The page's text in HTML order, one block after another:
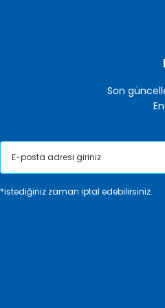
Son
*istediğiniz zaman iptal edebilirsiniz.